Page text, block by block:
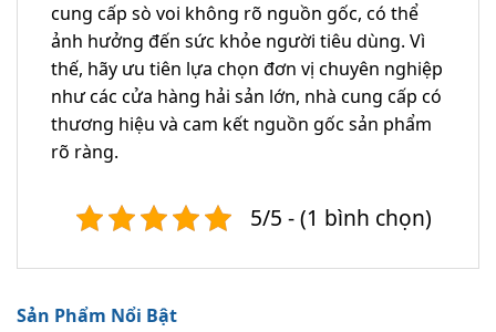
cung cấp sò voi không rõ nguồn gốc, có thể
ảnh hưởng đến sức khỏe người tiêu dùng. Vì
thế, hãy ưu tiên lựa chọn đơn vị chuyên nghiệp
như các cửa hàng hải sản lớn, nhà cung cấp có
thương hiệu và cam kết nguồn gốc sản phẩm
rõ ràng.
5/5 - (1 bình chọn)
Sản Phẩm Nổi Bật